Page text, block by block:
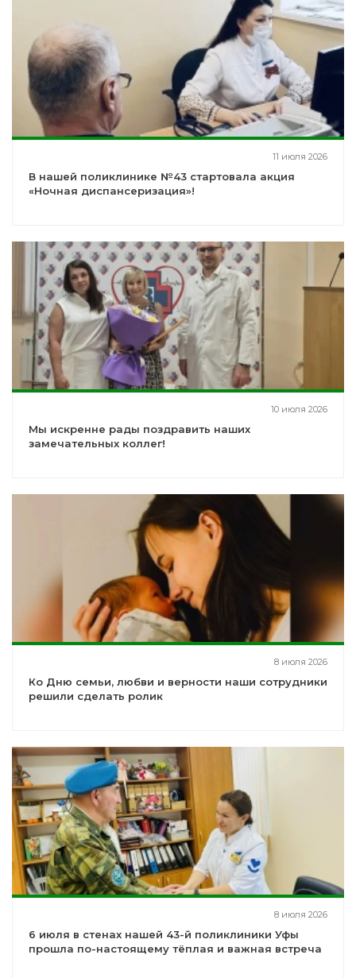
11 июля 2026
В нашей поликлинике №43 стартовала акция
«Ночная диспансеризация»!
10 июля 2026
Мы искренне рады поздравить наших
замечательных коллег!
8 июля 2026
Ко Дню семьи, любви и верности наши сотрудники
решили сделать ролик
8 июля 2026
6 июля в стенах нашей 43-й поликлиники Уфы
прошла по-настоящему тёплая и важная встреча